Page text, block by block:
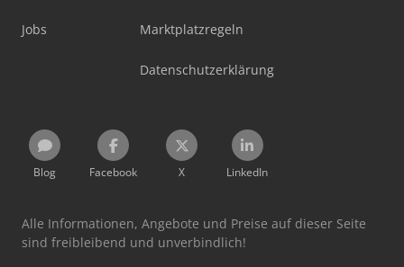
Jobs Marktplatzregeln
Datenschutzerklärung
Blog Facebook X LinkedIn
Alle Informationen, Angebote und Preise auf dieser Seite
sind freibleibend und unverbindlich!